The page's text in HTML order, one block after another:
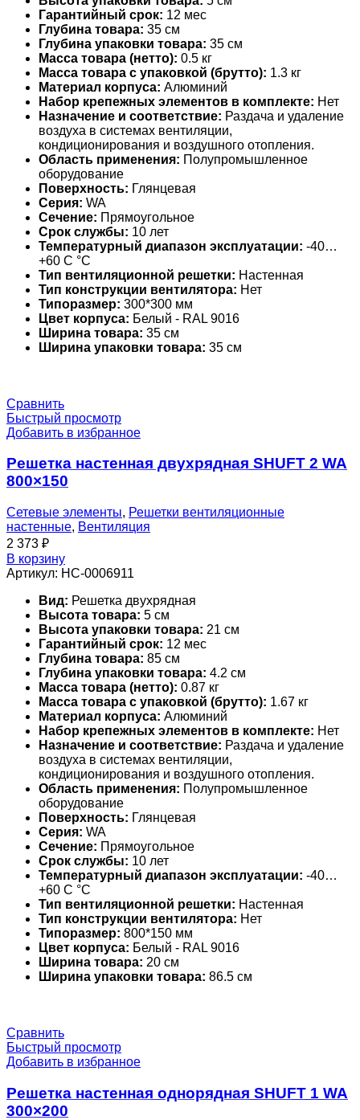
Гарантийный срок: 12 мес
Глубина товара: 35 см
Глубина упаковки товара: 35 см
Масса товара (нетто): 0.5 кг
Масса товара с упаковкой (брутто): 1.3 кг
Материал корпуса: Алюминий
Набор крепежных элементов в комплекте: Нет
Назначение и соответствие: Раздача и удаление
воздуха в системах вентиляции,
кондиционирования и воздушного отопления.
Область применения: Полупромышленное
оборудование
Поверхность: Глянцевая
Серия: WA
Сечение: Прямоугольное
Срок службы: 10 лет
Температурный диапазон эксплуатации: -40…
+60 С °С
Тип вентиляционной решетки: Настенная
Тип конструкции вентилятора: Нет
Типоразмер: 300*300 мм
Цвет корпуса: Белый - RAL 9016
Ширина товара: 35 см
Ширина упаковки товара: 35 см
Сравнить
Быстрый просмотр
Добавить в избранное
Решетка настенная двухрядная SHUFT 2 WA
800×150
Сетевые элементы, Решетки вентиляционные
настенные, Вентиляция
2 373 ₽
В корзину
Артикул: НС-0006911
Вид: Решетка двухрядная
Высота товара: 5 см
Высота упаковки товара: 21 см
Гарантийный срок: 12 мес
Глубина товара: 85 см
Глубина упаковки товара: 4.2 см
Масса товара (нетто): 0.87 кг
Масса товара с упаковкой (брутто): 1.67 кг
Материал корпуса: Алюминий
Набор крепежных элементов в комплекте: Нет
Назначение и соответствие: Раздача и удаление
воздуха в системах вентиляции,
кондиционирования и воздушного отопления.
Область применения: Полупромышленное
оборудование
Поверхность: Глянцевая
Серия: WA
Сечение: Прямоугольное
Срок службы: 10 лет
Температурный диапазон эксплуатации: -40…
+60 С °С
Тип вентиляционной решетки: Настенная
Тип конструкции вентилятора: Нет
Типоразмер: 800*150 мм
Цвет корпуса: Белый - RAL 9016
Ширина товара: 20 см
Ширина упаковки товара: 86.5 см
Сравнить
Быстрый просмотр
Добавить в избранное
Решетка настенная однорядная SHUFT 1 WA
300×200